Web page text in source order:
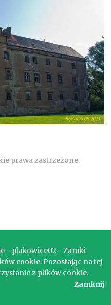
prawa zastrzeżone.
- plakowice02 - Zamki
cookie. Pozostając na tej
z plików cookie.
Zamknij